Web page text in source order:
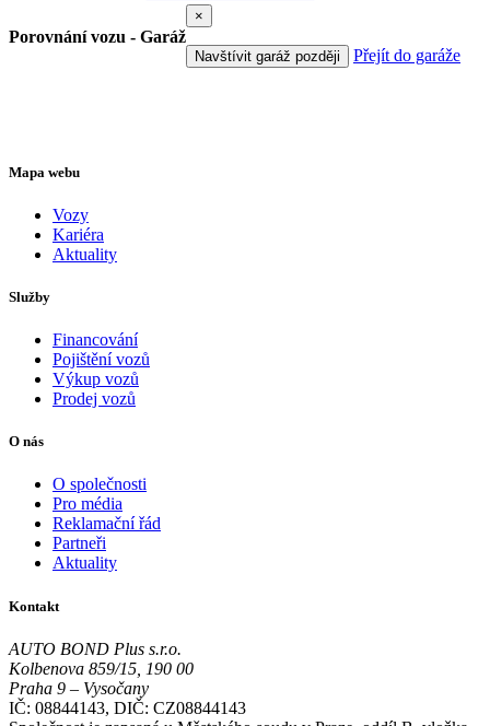
Porovnání vozu - Garáž
×
Navštívit garáž později Přejít do garáže
Mapa webu
Vozy
Kariéra
Aktuality
Služby
Financování
Pojištění vozů
Výkup vozů
Prodej vozů
O nás
O společnosti
Pro média
Reklamační řád
Partneři
Aktuality
Kontakt
AUTO BOND Plus s.r.o.
Kolbenova 859/15, 190 00
Praha 9 – Vysočany
IČ: 08844143, DIČ: CZ08844143